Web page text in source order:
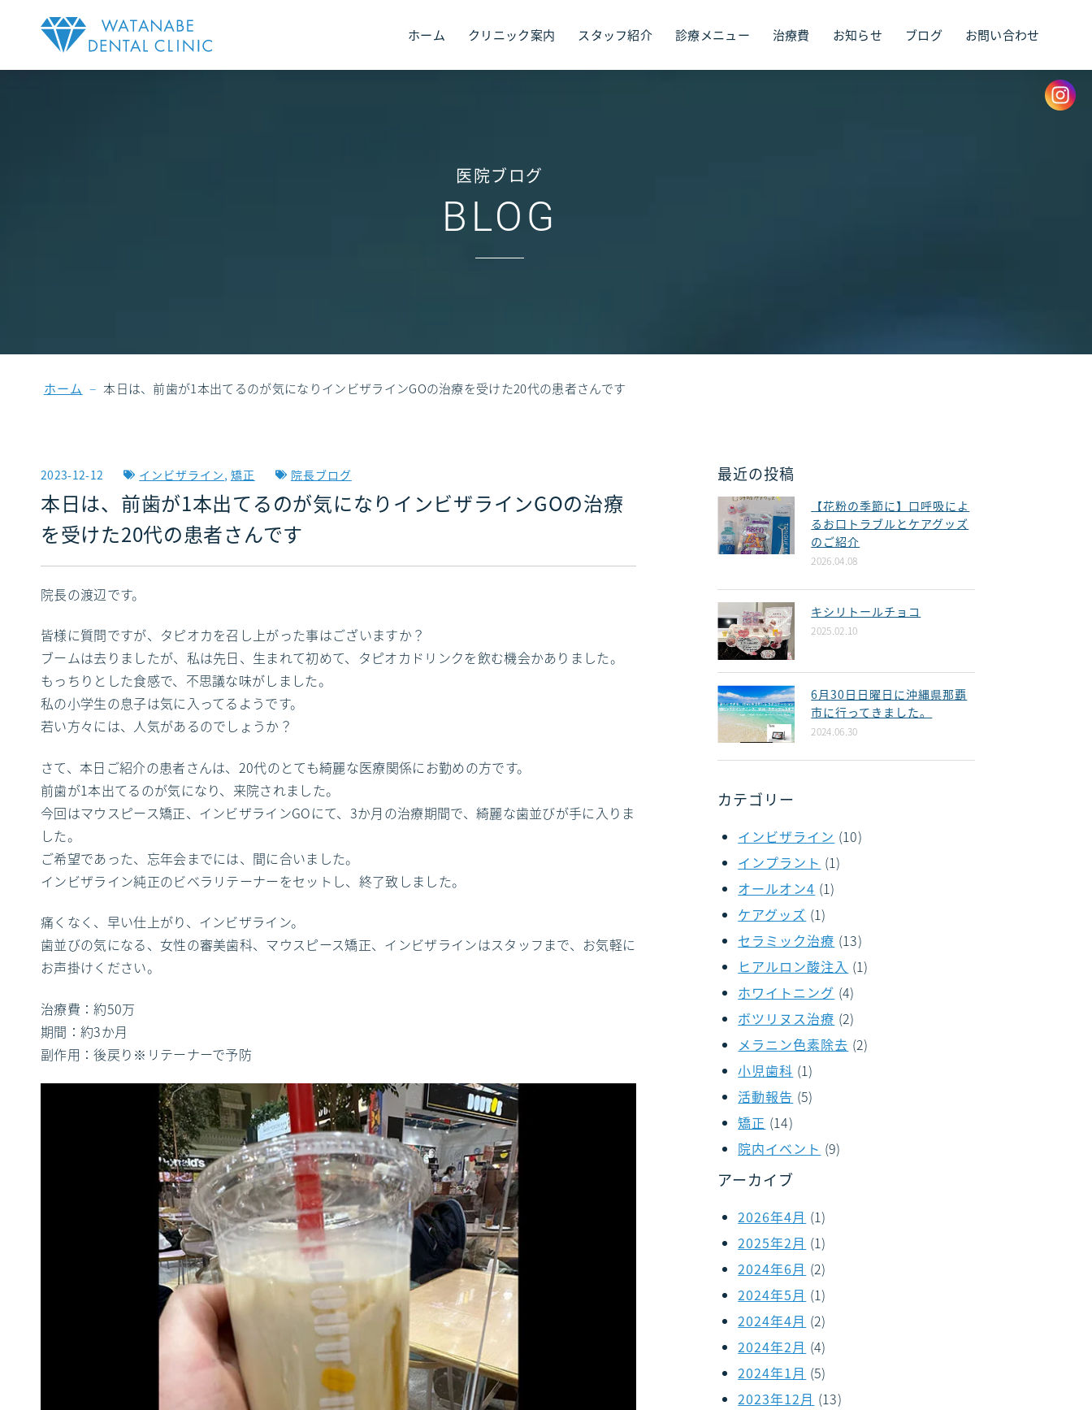
ホーム クリニック案内 スタッフ紹介 診療メニュー 治療費 お知らせ ブログ お問い合わせ
医院ブログ
BLOG
ホーム – 本日は、前歯が1本出てるのが気になりインビザラインGOの治療を受けた20代の患者さんです
2023-12-12 インビザライン, 矯正 院長ブログ
本日は、前歯が1本出てるのが気になりインビザラインGOの治療
を受けた20代の患者さんです
院長の渡辺です。
皆様に質問ですが、タピオカを召し上がった事はございますか？
ブームは去りましたが、私は先日、生まれて初めて、タピオカドリンクを飲む機会かありました。
もっちりとした食感で、不思議な味がしました。
私の小学生の息子は気に入ってるようです。
若い方々には、人気があるのでしょうか？
さて、本日ご紹介の患者さんは、20代のとても綺麗な医療関係にお勤めの方です。
前歯が1本出てるのが気になり、来院されました。
今回はマウスピース矯正、インビザラインGOにて、3か月の治療期間で、綺麗な歯並びが手に入りま
した。
ご希望であった、忘年会までには、間に合いました。
インビザライン純正のビベラリテーナーをセットし、終了致しました。
痛くなく、早い仕上がり、インビザライン。
歯並びの気になる、女性の審美歯科、マウスピース矯正、インビザラインはスタッフまで、お気軽に
お声掛けください。
治療費：約50万
期間：約3か月
副作用：後戻り※リテーナーで予防
最近の投稿
【花粉の季節に】口呼吸によ
るお口トラブルとケアグッズ
のご紹介
2026.04.08
キシリトールチョコ
2025.02.10
6月30日日曜日に沖縄県那覇
市に行ってきました。
2024.06.30
カテゴリー
インビザライン (10)
インプラント (1)
オールオン4 (1)
ケアグッズ (1)
セラミック治療 (13)
ヒアルロン酸注入 (1)
ホワイトニング (4)
ボツリヌス治療 (2)
メラニン色素除去 (2)
小児歯科 (1)
活動報告 (5)
矯正 (14)
院内イベント (9)
アーカイブ
2026年4月 (1)
2025年2月 (1)
2024年6月 (2)
2024年5月 (1)
2024年4月 (2)
2024年2月 (4)
2024年1月 (5)
2023年12月 (13)